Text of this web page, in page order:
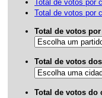
Total de votos por
Total de votos por
Total de votos
Total de votos
Total de votos